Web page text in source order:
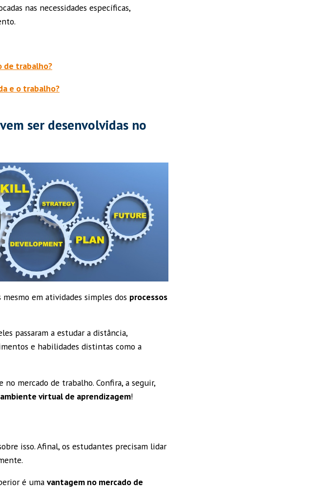
nas necessidades específicas,
de trabalho?
e o trabalho?
ser desenvolvidas no
em atividades simples dos processos
passaram a estudar a distância,
e habilidades distintas como a
mercado de trabalho. Confira, a seguir,
ambiente virtual de aprendizagem!
isso. Afinal, os estudantes precisam lidar
é uma vantagem no mercado de